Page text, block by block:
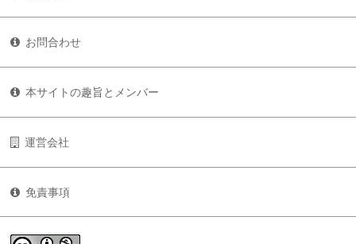
お問合わせ
本サイトの趣旨とメンバー
運営会社
免責事項